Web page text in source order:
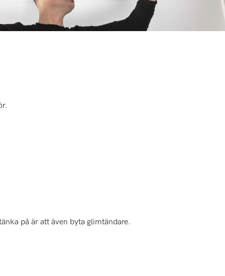
på är att även byta glimtändare.